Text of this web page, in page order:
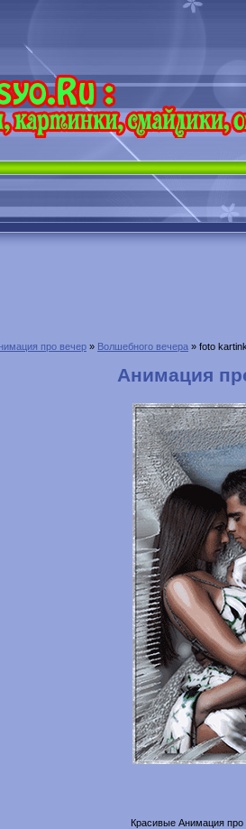
про вечер » Волшебного вечера » foto
Анимация
Красивые Анимация про